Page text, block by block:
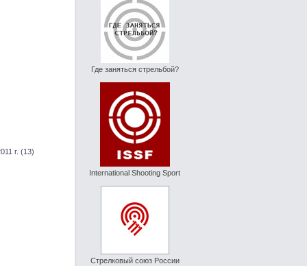
г. (13)
Где заняться стрельбой?
International Shooting Sport
Стрелковый союз России